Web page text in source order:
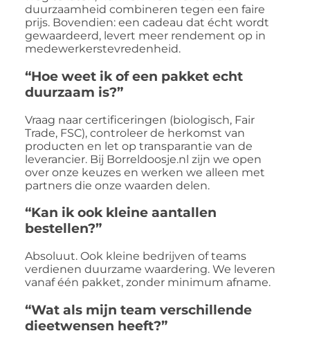
duurzaamheid combineren tegen een faire
prijs. Bovendien: een cadeau dat écht wordt
gewaardeerd, levert meer rendement op in
medewerkerstevredenheid.
“Hoe weet ik of een pakket echt
duurzaam is?”
Vraag naar certificeringen (biologisch, Fair
Trade, FSC), controleer de herkomst van
producten en let op transparantie van de
leverancier. Bij Borreldoosje.nl zijn we open
over onze keuzes en werken we alleen met
partners die onze waarden delen.
“Kan ik ook kleine aantallen
bestellen?”
Absoluut. Ook kleine bedrijven of teams
verdienen duurzame waardering. We leveren
vanaf één pakket, zonder minimum afname.
“Wat als mijn team verschillende
dieetwensen heeft?”